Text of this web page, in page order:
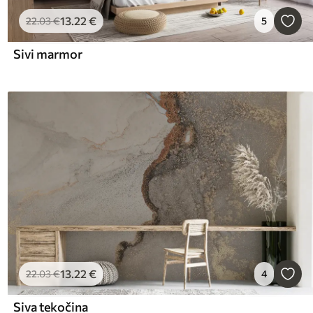
22.03€13.22 € 5
Sivi marmor
22.03€13.22 € 4
Siva tekočina